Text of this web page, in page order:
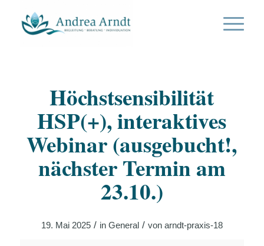
Höchstsensibilität
HSP(+), interaktives
Webinar (ausgebucht!,
nächster Termin am
23.10.)
19. Mai 2025 / in General / von arndt-praxis-18